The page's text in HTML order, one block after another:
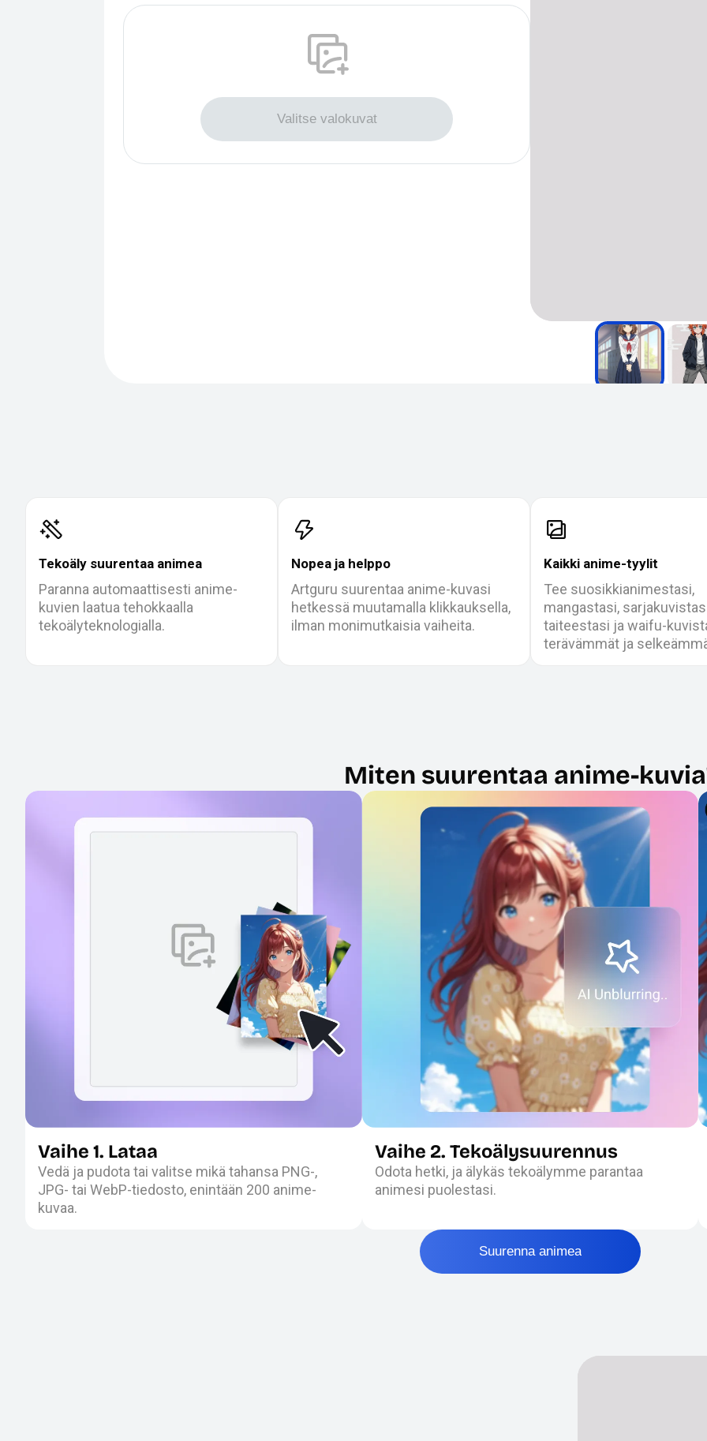
Valitse valokuvat
Tekoäly suurentaa animea
Paranna automaattisesti anime-
kuvien laatua tehokkaalla
tekoälyteknologialla.
Nopea ja helppo
Artguru suurentaa anime-kuvasi
hetkessä muutamalla klikkauksella,
ilman monimutkaisia vaiheita.
Kaikki anime-tyylit
Tee suosikkianimestasi,
mangastasi,
taiteestasi ja waifu-
terävämmät ja
Miten suurentaa anime-
Vaihe 1. Lataa
Vedä ja pudota tai valitse mikä tahansa PNG-,
JPG- tai WebP-tiedosto, enintään 200 anime-
kuvaa.
Vaihe 2. Tekoälysuurennus
Odota hetki, ja älykäs tekoälymme parantaa
animesi puolestasi.
Suurenna animea